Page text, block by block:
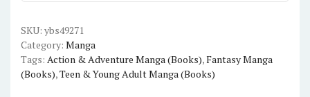
Manga
quantity
SKU: ybs49271
Category: Manga
Tags: Action & Adventure Manga (Books),Fantasy Manga
(Books),Teen & Young Adult Manga (Books)